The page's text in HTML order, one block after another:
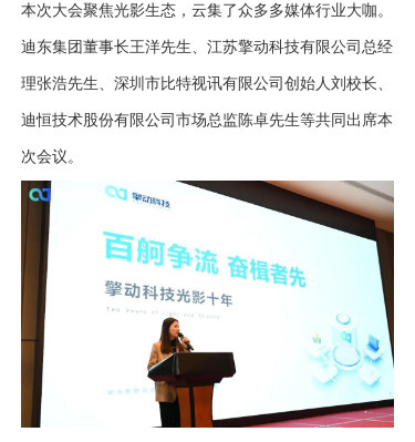
本次大会聚焦光影生态，云集了众多多媒体行业大咖。
迪东集团董事长王洋先生、江苏擎动科技有限公司总经
理张浩先生、深圳市比特视讯有限公司创始人刘校长、
迪恒技术股份有限公司市场总监陈卓先生等共同出席本
次会议。